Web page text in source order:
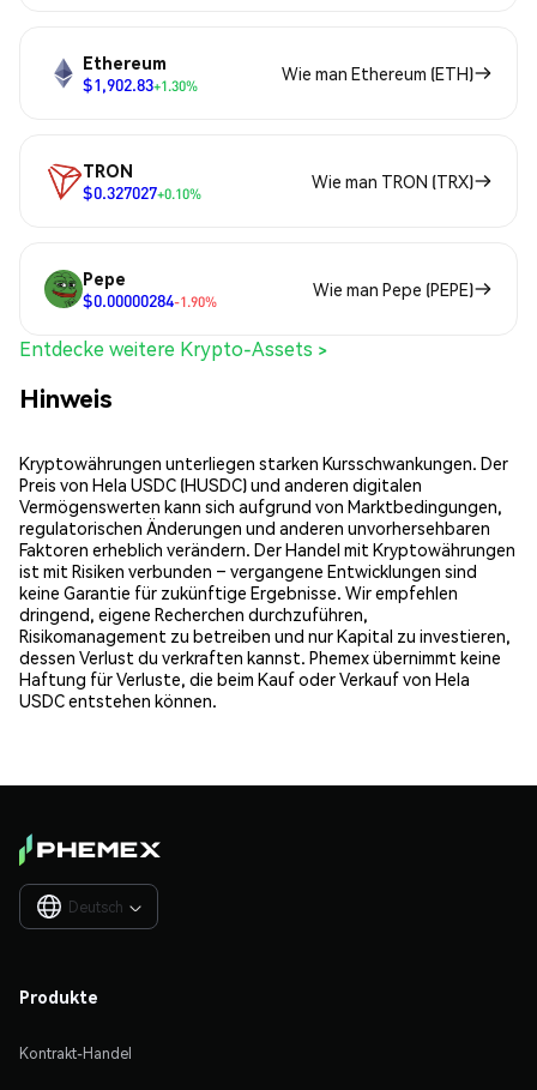
Ethereum
$1,902.83+1.30%
Wie man Ethereum (ETH)
TRON
$0.327027+0.10%
Wie man TRON (TRX)
Pepe
$0.00000284-1.90%
Wie man Pepe (PEPE)
Entdecke weitere Krypto-Assets >
Hinweis
Kryptowährungen unterliegen starken Kursschwankungen. Der
Preis von Hela USDC (HUSDC) und anderen digitalen
Vermögenswerten kann sich aufgrund von Marktbedingungen,
regulatorischen Änderungen und anderen unvorhersehbaren
Faktoren erheblich verändern. Der Handel mit Kryptowährungen
ist mit Risiken verbunden – vergangene Entwicklungen sind
keine Garantie für zukünftige Ergebnisse. Wir empfehlen
dringend, eigene Recherchen durchzuführen,
Risikomanagement zu betreiben und nur Kapital zu investieren,
dessen Verlust du verkraften kannst. Phemex übernimmt keine
Haftung für Verluste, die beim Kauf oder Verkauf von Hela
USDC entstehen können.
Deutsch 
Produkte
Kontrakt-Handel